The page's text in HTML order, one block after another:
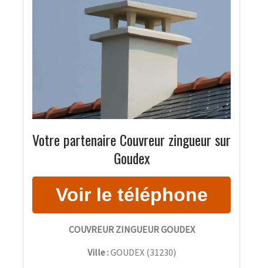
Votre partenaire Couvreur zingueur sur
Goudex
COUVREUR ZINGUEUR GOUDEX
Ville :GOUDEX(31230)